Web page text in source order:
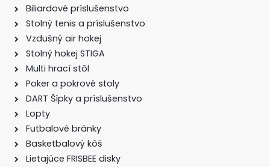
Biliardové príslušenstvo
Stolný tenis a príslušenstvo
Vzdušný air hokej
Stolný hokej STIGA
Multi hrací stôl
Poker a pokrové stoly
DART Šípky a príslušenstvo
Lopty
Futbalové bránky
Basketbalový kôš
Lietajúce FRISBEE disky